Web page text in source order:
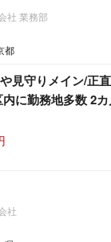
社 業務部
都
見守りメイン/正
に勤務地多数 2
社